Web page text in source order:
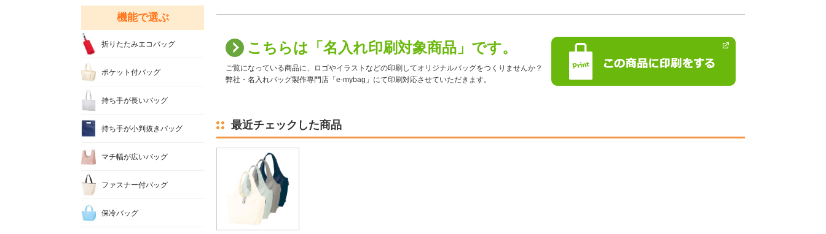
こちらは「名入れ印刷対象商品」です。
ご覧になっている商品に、ロゴやイラストなどの印刷してオリジナルバッグをつくりませんか？
弊社・名入れバッグ製作専門店「e-mybag」にて印刷対応させていただきます。
最近チェックした商品
機能で選ぶ
折りたたみエコバッグ
ポケット付バッグ
持ち手が長いバッグ
持ち手が小判抜きバッグ
マチ幅が広いバッグ
ファスナー付バッグ
保冷バッグ